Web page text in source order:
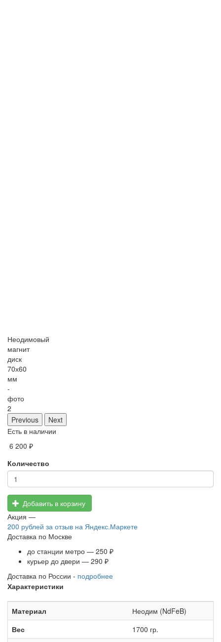
Неодимовый
магнит
диск
70х60
мм
-
фото
2
Previous
Next
Есть в наличии
6 200 ₽
Количество
Добавить в корзину
Акция —
200 рублей за отзыв на Яндекс.Маркете
Доставка по Москве
до станции метро — 250 ₽
курьер до двери — 290 ₽
Доставка по России - подробнее
Характеристики
Материал
Неодим (NdFeB)
Вес
1700 гр.